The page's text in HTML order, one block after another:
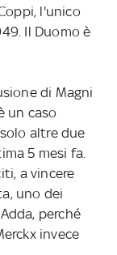
l'unico
Il Duomo è
di Magni
un caso
altre due
5 mesi fa.
a vincere
uno dei
perché
invece